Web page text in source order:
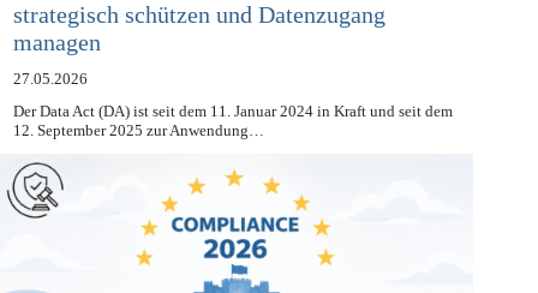
Data Act Compliance: Geschäftsgeheimnisse
strategisch schützen und Datenzugang
managen
27.05.2026
Der Data Act (DA) ist seit dem 11. Januar 2024 in Kraft und seit dem